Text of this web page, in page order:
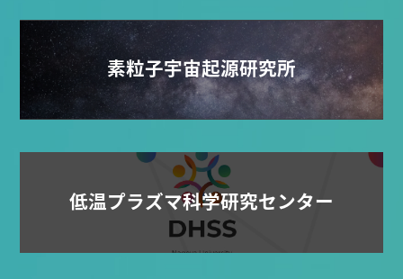
素粒子宇宙起源研究所
低温プラズマ科学研究センター